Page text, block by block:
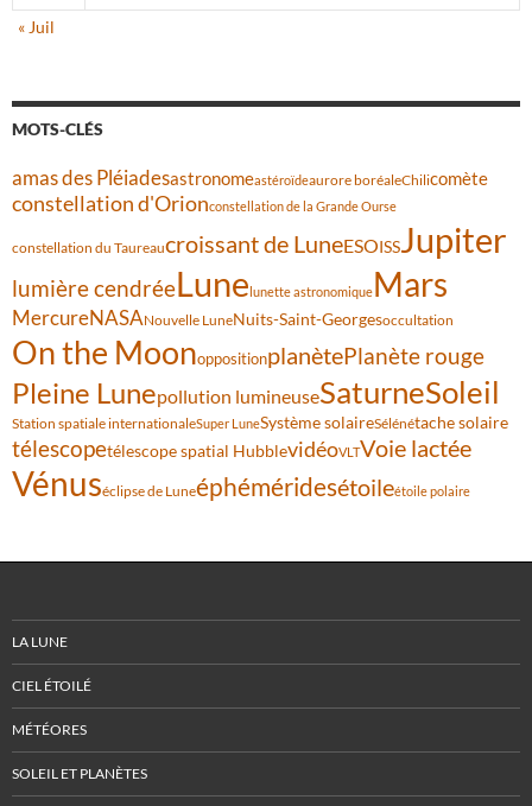
« Juil
MOTS-CLÉS
amas des Pléiadesastronomeastéroïdeaurore boréaleChilicomète
constellation d'Orionconstellation de la Grande Ourse
constellation du Taureaucroissant de LuneESOISSJupiter
lumière cendréeLunelunette astronomiqueMars
MercureNASANouvelle LuneNuits-Saint-Georgesoccultation
On the MoonoppositionplanètePlanète rouge
Pleine Lunepollution lumineuseSaturneSoleil
Station spatiale internationaleSuper LuneSystème solaireSélénétache solaire
télescopetélescope spatial HubblevidéoVLTVoie lactée
Vénuséclipse de Luneéphéméridesétoileétoile polaire
LA LUNE
CIEL ÉTOILÉ
MÉTÉORES
SOLEIL ET PLANÈTES